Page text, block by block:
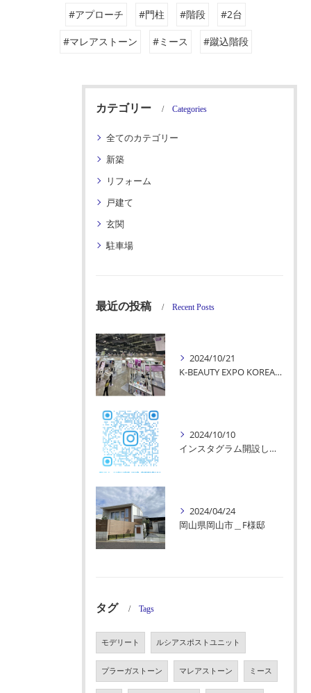
#アプローチ #門柱 #階段 #2台
#マレアストーン #ミース #蹴込階段
カテゴリー Categories
全てのカテゴリー
新築
リフォーム
戸建て
玄関
駐車場
最近の投稿 Recent Posts
2024/10/21
K-BEAUTY EXPO KOREAに参加してきました！
2024/10/10
インスタグラム開設しました！
2024/04/24
岡山県岡山市＿F様邸
タグ Tags
モデリート ルシアスポストユニット
プラーガストーン マレアストーン ミース